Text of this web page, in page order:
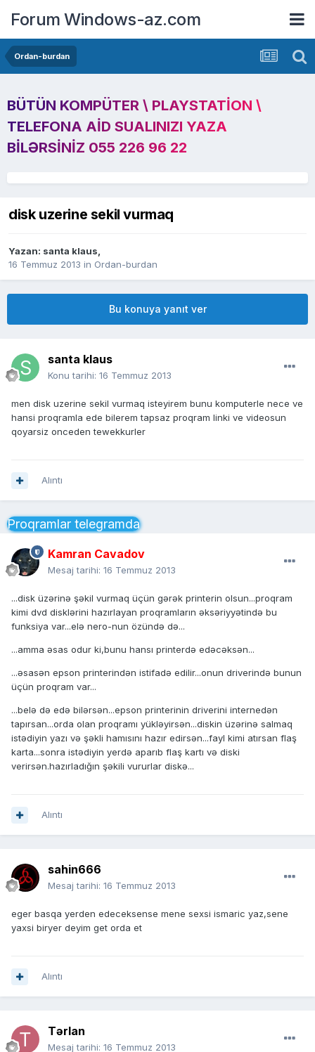
Forum Windows-az.com
Ordan-burdan
BÜTÜN KOMPÜTER \ PLAYSTATION \
TELEFONA AID SUALINIZI YAZA
BILƏRSINIZ 055 226 96 22
disk uzerine sekil vurmaq
Yazan: santa klaus,
16 Temmuz 2013 in Ordan-burdan
Bu konuya yanıt ver
santa klaus
Konu tarihi: 16 Temmuz 2013
men disk uzerine sekil vurmaq isteyirem bunu komputerle nece ve
hansi proqramla ede bilerem tapsaz proqram linki ve videosun
qoyarsiz onceden tewekkurler
Alıntı
Proqramlar telegramda
Kamran Cavadov
Mesaj tarihi: 16 Temmuz 2013
...disk üzərinə şəkil vurmaq üçün gərək printerin olsun...proqram
kimi dvd disklərini hazırlayan proqramların əksəriyyətində bu
funksiya var...elə nero-nun özündə də...
...amma əsas odur ki,bunu hansı printerdə edəcəksən...
...əsasən epson printerindən istifadə edilir...onun driverində bunun
üçün proqram var...
...belə də edə bilərsən...epson printerinin driverini internedən
tapırsan...orda olan proqramı yükləyirsən...diskin üzərinə salmaq
istədiyin yazı və şəkli hamısını hazır edirsən...fayl kimi atırsan flaş
karta...sonra istədiyin yerdə aparıb flaş kartı və diski
verirsən.hazırladığın şəkili vururlar diskə...
Alıntı
sahin666
Mesaj tarihi: 16 Temmuz 2013
eger basqa yerden edeceksense mene sexsi ismaric yaz,sene
yaxsi biryer deyim get orda et
Alıntı
Tərlan
Mesaj tarihi: 16 Temmuz 2013